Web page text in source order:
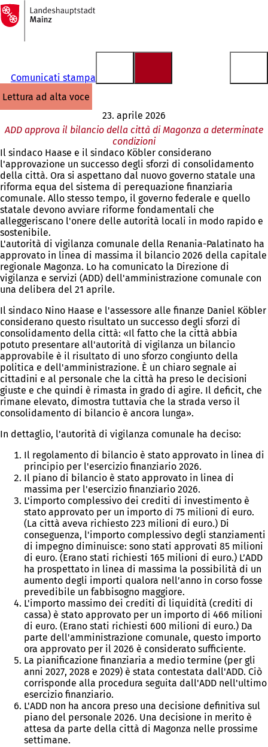
Vai al contenuto
Alla
pagina
iniziale
Comunicati stampa
lettura ad alta voce
23. aprile 2026
ADD approva il bilancio della città di Magonza a determinate
condizioni
Il sindaco Haase e il sindaco Köbler considerano
l'approvazione un successo degli sforzi di consolidamento
della città. Ora si aspettano dal nuovo governo statale una
riforma equa del sistema di perequazione finanziaria
comunale. Allo stesso tempo, il governo federale e quello
statale devono avviare riforme fondamentali che
alleggeriscano l'onere delle autorità locali in modo rapido e
sostenibile.
L'autorità di vigilanza comunale della Renania-Palatinato ha
approvato in linea di massima il bilancio 2026 della capitale
regionale Magonza. Lo ha comunicato la Direzione di
vigilanza e servizi (ADD) dell'amministrazione comunale con
una delibera del 21 aprile.
Il sindaco Nino Haase e l'assessore alle finanze Daniel Köbler
considerano questo risultato un successo degli sforzi di
consolidamento della città: «Il fatto che la città abbia
potuto presentare all'autorità di vigilanza un bilancio
approvabile è il risultato di uno sforzo congiunto della
politica e dell'amministrazione. È un chiaro segnale ai
cittadini e al personale che la città ha preso le decisioni
giuste e che quindi è rimasta in grado di agire. Il deficit, che
rimane elevato, dimostra tuttavia che la strada verso il
consolidamento di bilancio è ancora lunga».
In dettaglio, l’autorità di vigilanza comunale ha deciso:
Il regolamento di bilancio è stato approvato in linea di
principio per l'esercizio finanziario 2026.
Il piano di bilancio è stato approvato in linea di
massima per l'esercizio finanziario 2026.
L'importo complessivo dei crediti di investimento è
stato approvato per un importo di 75 milioni di euro.
(La città aveva richiesto 223 milioni di euro.) Di
conseguenza, l'importo complessivo degli stanziamenti
di impegno diminuisce: sono stati approvati 85 milioni
di euro. (Erano stati richiesti 165 milioni di euro.) L’ADD
ha prospettato in linea di massima la possibilità di un
aumento degli importi qualora nell’anno in corso fosse
prevedibile un fabbisogno maggiore.
L'importo massimo dei crediti di liquidità (crediti di
cassa) è stato approvato per un importo di 466 milioni
di euro. (Erano stati richiesti 600 milioni di euro.) Da
parte dell'amministrazione comunale, questo importo
ora approvato per il 2026 è considerato sufficiente.
La pianificazione finanziaria a medio termine (per gli
anni 2027, 2028 e 2029) è stata contestata dall'ADD. Ciò
corrisponde alla procedura seguita dall'ADD nell'ultimo
esercizio finanziario.
L'ADD non ha ancora preso una decisione definitiva sul
piano del personale 2026. Una decisione in merito è
attesa da parte della città di Magonza nelle prossime
settimane.